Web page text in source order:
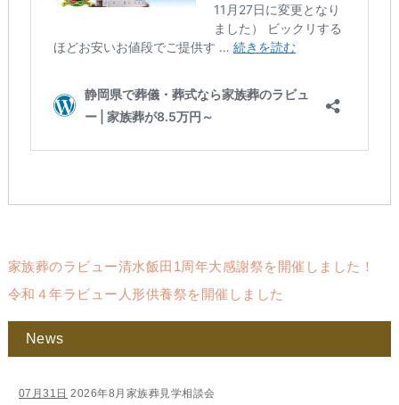
家族葬のラビュー清水飯田1周年大感謝祭を開催しました！
令和４年ラビュー人形供養祭を開催しました
News
07月31日 2026年8月家族葬見学相談会